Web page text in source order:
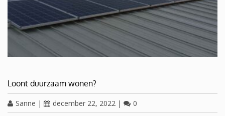
Loont duurzaam wonen?
Sanne | december 22, 2022 | 0